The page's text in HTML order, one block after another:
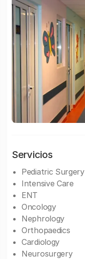
Servicios
Pediatric Surgery
Intensive Care
ENT
Oncology
Nephrology
Orthopaedics
Cardiology
Neurosurgery